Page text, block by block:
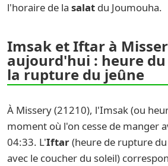
l'horaire de la salat du Joumouha.
Imsak et Iftar à
aujourd'hui : heure
la rupture du jeûne
À Missery (21210), l'Imsak (ou
moment où l'on cesse de manger
04:33. L'Iftar(heure de rupture
avec le coucher du soleil)